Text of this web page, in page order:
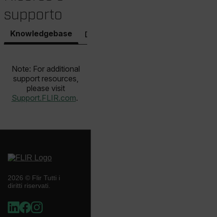
supporto
Knowledgebase Documenti
Note: For additional
support resources,
please visit
Support.FLIR.com.
2026 © Flir Tutti i
diritti riservati.